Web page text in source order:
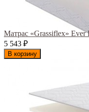
Матрас «Grassiflex»
5 543 ₽
В корзину